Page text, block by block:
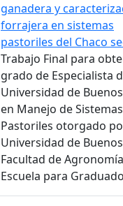
ganadera y
forrajera en sistemas
pastoriles del Chaco
Trabajo Final para
grado de Especialista
Universidad de
en Manejo de Sistemas
Pastoriles otorgado
Universidad de
Facultad de
Escuela para